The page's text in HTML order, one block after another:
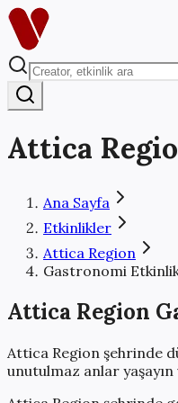
Attica
Ana Sayfa
Etkinlikler
Attica Region
Gastronomi
Attica Region
Attica Region şehrinde
unutulmaz anlar